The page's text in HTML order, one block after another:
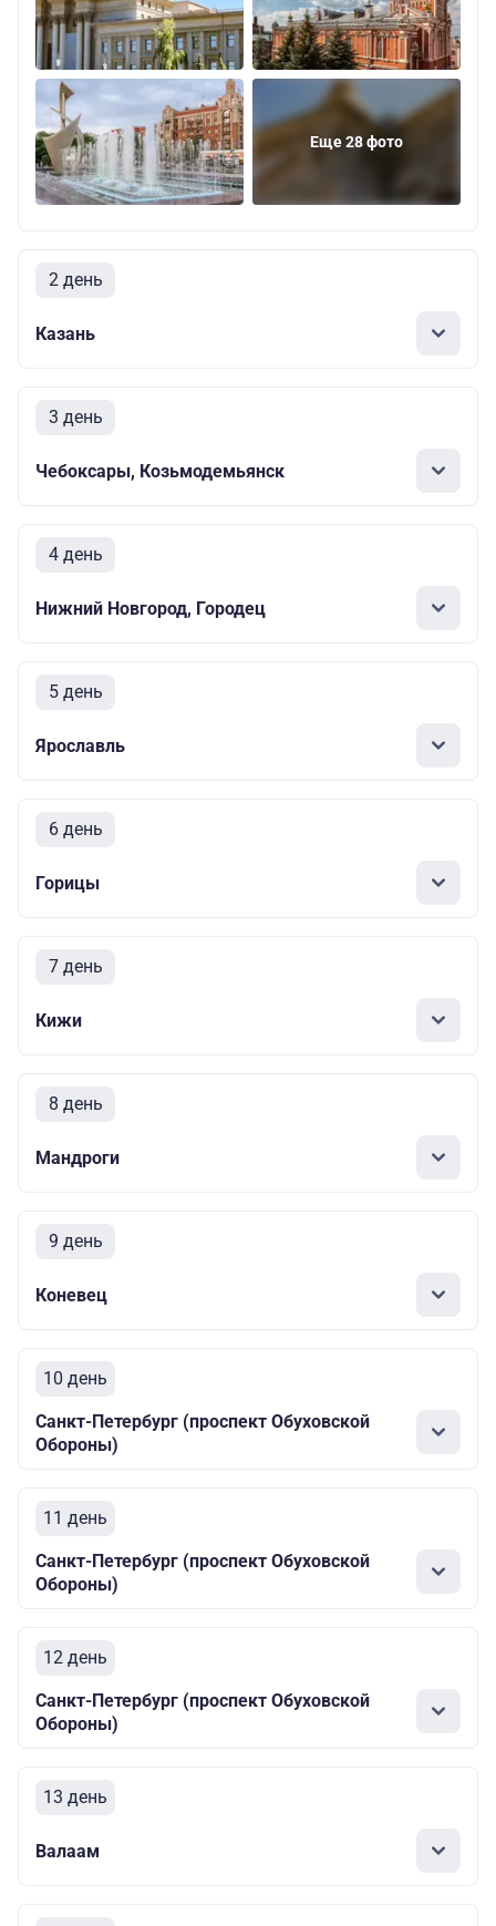
Еще 28 фото
2 день
Казань
3 день
Чебоксары, Козьмодемьянск
4 день
Нижний Новгород, Городец
5 день
Ярославль
6 день
Горицы
7 день
Кижи
8 день
Мандроги
9 день
Коневец
10 день
Санкт-Петербург (проспект Обуховской
Обороны)
11 день
Санкт-Петербург (проспект Обуховской
Обороны)
12 день
Санкт-Петербург (проспект Обуховской
Обороны)
13 день
Валаам